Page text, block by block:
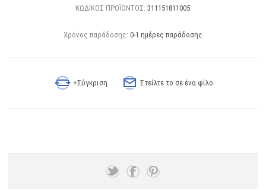
ΚΩΔΙΚΟΣ ΠΡΟΪΟΝΤΟΣ: 311151811005
Χρόνος παράδοσης: 0-1 ημέρες παράδοσης
+Σύγκριση Στείλτε το σε ένα φίλο